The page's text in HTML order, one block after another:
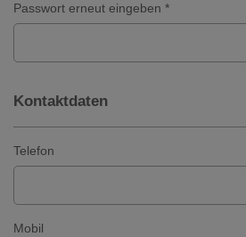
Passwort erneut eingeben *
Kontaktdaten
Telefon
Mobil